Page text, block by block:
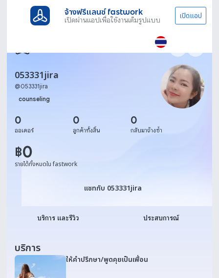
จ้างฟรีแลนซ์ fastwork
เปิดผ่านแอปเพื่อใช้งานเต็มรูปแบบ เปิดแอป
053331jira
@053331jira
counseling
0
ออเดอร์
0
ลูกค้าทั้งสิ้น
0
กลับมาจ้างซ้ำ
฿0
รายได้ทั้งหมดใน fastwork
แชทกับ 053331jira
แชทกับ 053331jira
บริการ และรีวิว ประสบการณ์
บริการ
ให้คำปรึกษา/พูดคุยเป็นเพื่อน